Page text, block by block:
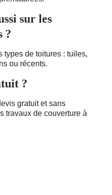
sur les
?
types de toitures : tuiles,
ou récents.
?
gratuit et sans
travaux de couverture à